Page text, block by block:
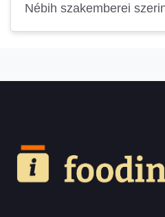
Nébih szakemberei